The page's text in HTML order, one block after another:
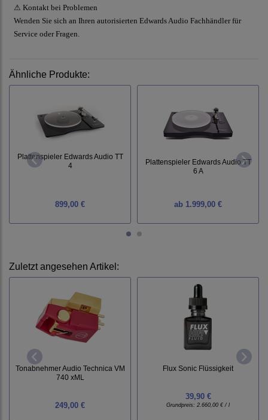
⚠ Kontakt bei Problemen
Wenden Sie sich an Ihren autorisierten Edwards Audio Fachhändler für
Service oder Fragen.
Ähnliche Produkte:
Plattenspieler Edwards Audio TT
4
899,00 €
Plattenspieler Edwards Audio TT
6 A
ab 1.999,00 €
Zuletzt angesehen Artikel:
Tonabnehmer Audio Technica VM
740 xML
249,00 €
Flux Sonic Flüssigkeit
39,90 €
Grundpreis: 2.660,00 € / l